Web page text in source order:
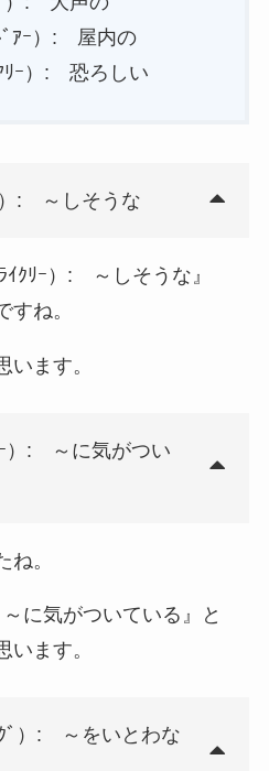
ｱｰ）: 屋内の
ｰ）: 恐ろしい
: ～しそうな
ｲｸﾘｰ）: ～しそうな』
すね。
います。
: ～に気がつい
。
に気がついている』と
います。
）: ～をいとわな